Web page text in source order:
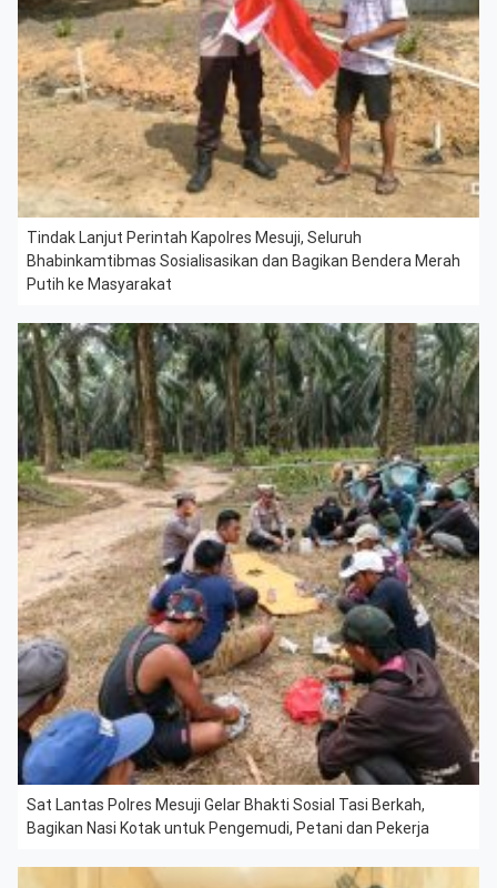
Tindak Lanjut Perintah Kapolres Mesuji, Seluruh
Bhabinkamtibmas Sosialisasikan dan Bagikan Bendera Merah
Putih ke Masyarakat
Sat Lantas Polres Mesuji Gelar Bhakti Sosial Tasi Berkah,
Bagikan Nasi Kotak untuk Pengemudi, Petani dan Pekerja